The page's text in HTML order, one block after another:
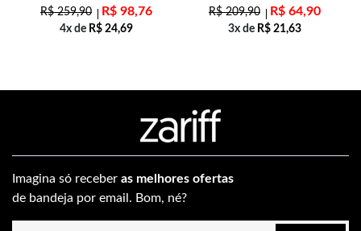
R$259,90 R$ 98,76
4x de R$ 24,69
R$209,90 R$ 64,90
3x de R$ 21,63
Imagina só receber as melhores ofertas
de bandeja por email. Bom, né?